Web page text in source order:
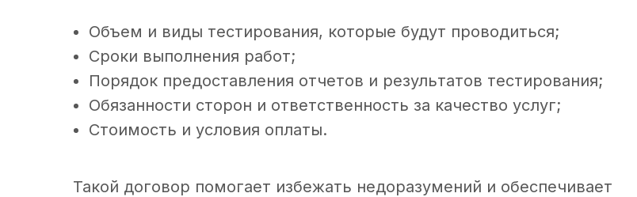
Объем и виды тестирования, которые будут проводиться;
Сроки выполнения работ;
Порядок предоставления отчетов и результатов тестирования;
Обязанности сторон и ответственность за качество услуг;
Стоимость и условия оплаты.
Такой договор помогает избежать недоразумений и обеспечивает